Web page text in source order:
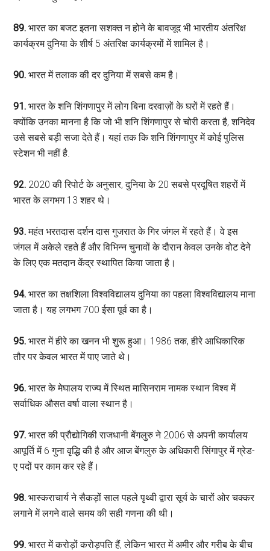
89.भारत का बजट इतना सशक्त न होने के बावजूद भी भारतीय अंतरिक्ष
कार्यक्रम दुनिया के शीर्ष 5 अंतरिक्ष कार्यक्रमों में शामिल है।
90.भारत में तलाक की दर दुनिया में सबसे कम है।
91.भारत के शनि शिंगणापुर में लोग बिना दरवाज़ों के घरों में रहते हैं।
क्योंकि उनका मानना है कि जो भी शनि शिंगणापुर से चोरी करता है, शनिदेव
उसे सबसे बड़ी सजा देते हैं। यहां तक कि शनि शिंगणापुर में कोई पुलिस
स्टेशन भी नहीं है.
92. 2020 की रिपोर्ट के अनुसार, दुनिया के 20 सबसे प्रदूषित शहरों में
भारत के लगभग 13 शहर थे।
93.महंत भरतदास दर्शन दास गुजरात के गिर जंगल में रहते हैं। वे इस
जंगल में अकेले रहते हैं और विभिन्न चुनावों के दौरान केवल उनके वोट देने
के लिए एक मतदान केंद्र स्थापित किया जाता है।
94.भारत का तक्षशिला विश्वविद्यालय दुनिया का पहला विश्वविद्यालय माना
जाता है। यह लगभग 700 ईसा पूर्व का है।
95.भारत में हीरे का खनन भी शुरू हुआ। 1986 तक, हीरे आधिकारिक
तौर पर केवल भारत में पाए जाते थे।
96. भारत के मेघालय राज्य में स्थित मासिनराम नामक स्थान विश्व में
सर्वाधिक औसत वर्षा वाला स्थान है।
97. भारत की प्रौद्योगिकी राजधानी बेंगलुरु ने 2006 से अपनी कार्यालय
आपूर्ति में 6 गुना वृद्धि की है और आज बेंगलुरु के अधिकारी सिंगापुर में ग्रेड-
ए पदों पर काम कर रहे हैं।
98.भास्कराचार्य ने सैकड़ों साल पहले पृथ्वी द्वारा सूर्य के चारों ओर चक्कर
लगाने में लगने वाले समय की सही गणना की थी।
99.भारत में करोड़ों करोड़पति हैं, लेकिन भारत में अमीर और गरीब के बीच